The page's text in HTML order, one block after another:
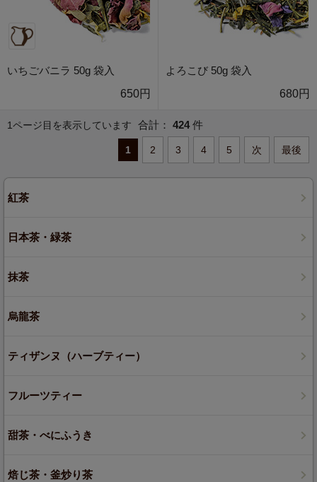
いちごバニラ 50g 袋入
650円
よろこび 50g 袋入
680円
1ページ目を表示しています 合計： 424件
1 2 3 4 5 次 最後
紅茶
日本茶・緑茶
抹茶
烏龍茶
ティザンヌ（ハーブティー）
フルーツティー
甜茶・べにふうき
焙じ茶・釜炒り茶